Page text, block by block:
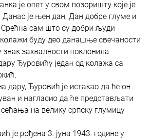
је опет у свом позоришту које је
Данас је њен дан, Дан добре глуме и
сам што су добри људи
буду део данашње свечаности
знак захвалности поклонила
Ђуровићу један од колажа са
дару, Ђуровић је истакао да ће он
и нагласио да ће представљати
сећања на велику српску глумицу
је рођена 3. јуна 1943. године у